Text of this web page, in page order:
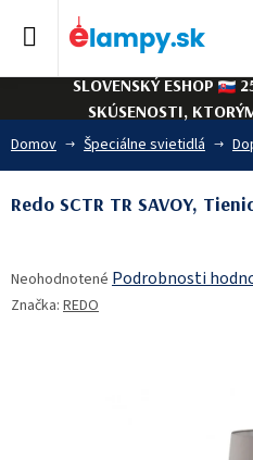
SLOVENSKÝ ESHOP
SKÚSENOSTI,
Domov Špeciálne svietidlá
Redo SCTR TR SAVOY,
hodnotenie
produktu
Neohodnotené Podrobnosti
Značka: REDO